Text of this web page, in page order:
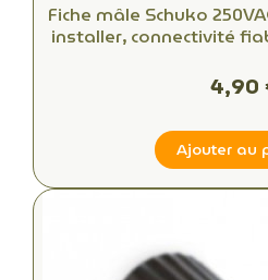
Fiche mâle Schuko
installer, connectivité
4,90
Ajouter au